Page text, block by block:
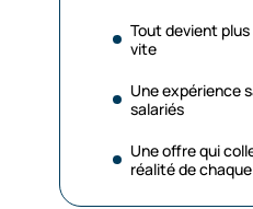
Tout devient
vite
Une expérience
salariés
Une offre qui
réalité de